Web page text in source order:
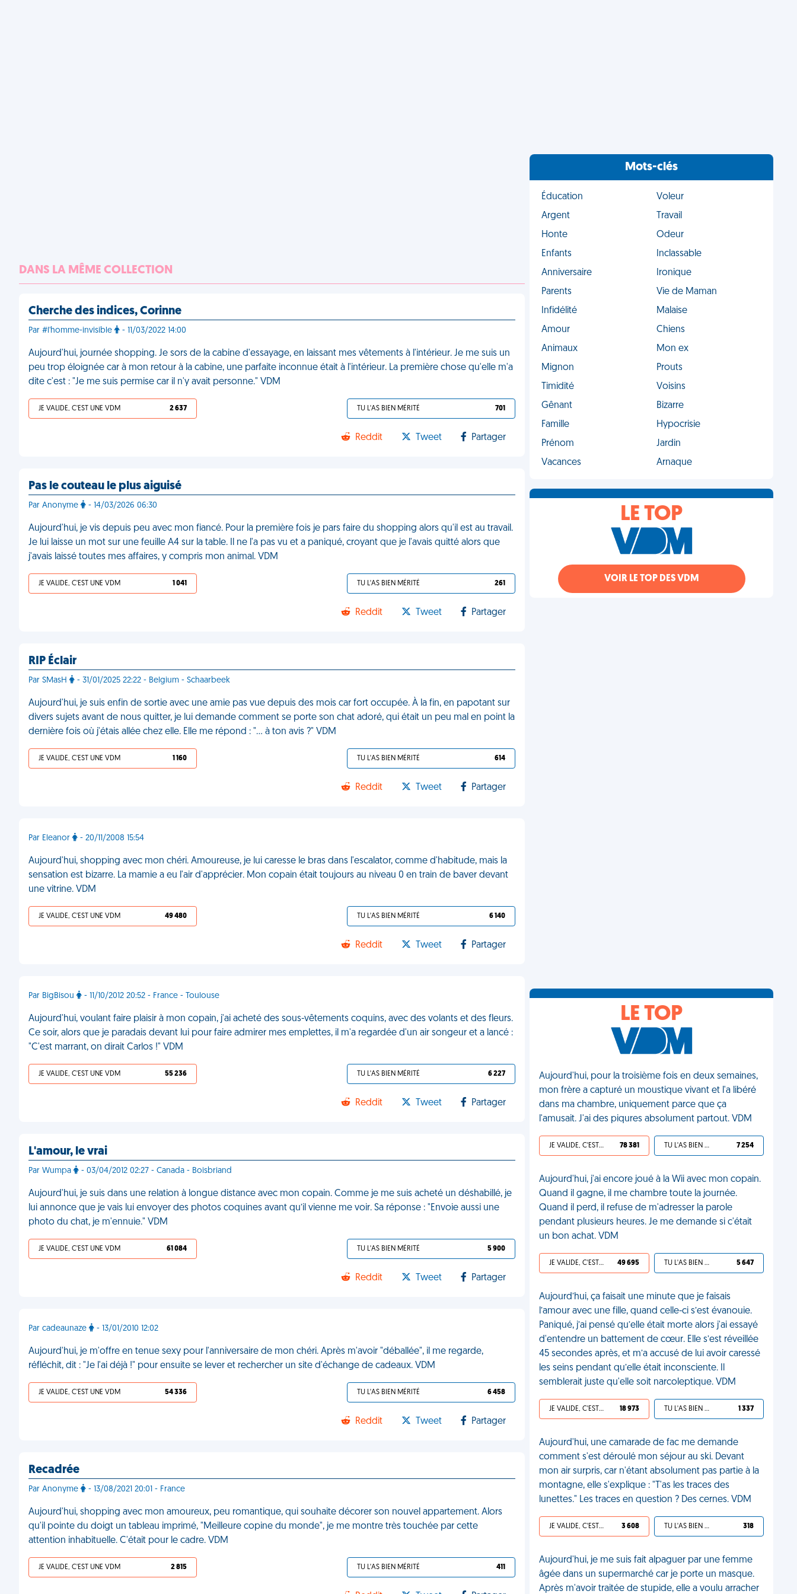
DANS LA MÊME COLLECTION
Cherche des indices, Corinne
Par #l'homme-invisible - 11/03/2022 14:00
Aujourd'hui, journée shopping. Je sors de la cabine d'essayage, en laissant mes vêtements à l'intérieur. Je me suis un
peu trop éloignée car à mon retour à la cabine, une parfaite inconnue était à l'intérieur. La première chose qu'elle m'a
dite c'est : "Je me suis permise car il n'y avait personne." VDM
JE VALIDE, C'EST UNE VDM 2 637 TU L'AS BIEN MÉRITÉ 701
Reddit Tweet Partager
Pas le couteau le plus aiguisé
Par Anonyme - 14/03/2026 06:30
Aujourd'hui, je vis depuis peu avec mon fiancé. Pour la première fois je pars faire du shopping alors qu'il est au travail.
Je lui laisse un mot sur une feuille A4 sur la table. Il ne l'a pas vu et a paniqué, croyant que je l'avais quitté alors que
j'avais laissé toutes mes affaires, y compris mon animal. VDM
JE VALIDE, C'EST UNE VDM 1 041 TU L'AS BIEN MÉRITÉ 261
Reddit Tweet Partager
RIP Éclair
Par SMasH - 31/01/2025 22:22 - Belgium - Schaarbeek
Aujourd'hui, je suis enfin de sortie avec une amie pas vue depuis des mois car fort occupée. À la fin, en papotant sur
divers sujets avant de nous quitter, je lui demande comment se porte son chat adoré, qui était un peu mal en point la
dernière fois où j'étais allée chez elle. Elle me répond : "… à ton avis ?" VDM
JE VALIDE, C'EST UNE VDM 1 160 TU L'AS BIEN MÉRITÉ 614
Reddit Tweet Partager
Par Eleanor - 20/11/2008 15:54
Aujourd'hui, shopping avec mon chéri. Amoureuse, je lui caresse le bras dans l'escalator, comme d'habitude, mais la
sensation est bizarre. La mamie a eu l'air d'apprécier. Mon copain était toujours au niveau 0 en train de baver devant
une vitrine. VDM
JE VALIDE, C'EST UNE VDM 49 480 TU L'AS BIEN MÉRITÉ 6 140
Reddit Tweet Partager
Par BigBisou - 11/10/2012 20:52 - France - Toulouse
Aujourd'hui, voulant faire plaisir à mon copain, j'ai acheté des sous-vêtements coquins, avec des volants et des fleurs.
Ce soir, alors que je paradais devant lui pour faire admirer mes emplettes, il m'a regardée d'un air songeur et a lancé :
"C'est marrant, on dirait Carlos !" VDM
JE VALIDE, C'EST UNE VDM 55 236 TU L'AS BIEN MÉRITÉ 6 227
Reddit Tweet Partager
L'amour, le vrai
Par Wumpa - 03/04/2012 02:27 - Canada - Boisbriand
Aujourd'hui, je suis dans une relation à longue distance avec mon copain. Comme je me suis acheté un déshabillé, je
lui annonce que je vais lui envoyer des photos coquines avant qu’il vienne me voir. Sa réponse : "Envoie aussi une
photo du chat, je m'ennuie." VDM
JE VALIDE, C'EST UNE VDM 61 084 TU L'AS BIEN MÉRITÉ 5 900
Reddit Tweet Partager
Par cadeaunaze - 13/01/2010 12:02
Aujourd'hui, je m'offre en tenue sexy pour l'anniversaire de mon chéri. Après m'avoir "déballée", il me regarde,
réfléchit, dit : "Je l'ai déjà !" pour ensuite se lever et rechercher un site d'échange de cadeaux. VDM
JE VALIDE, C'EST UNE VDM 54 336 TU L'AS BIEN MÉRITÉ 6 458
Reddit Tweet Partager
Recadrée
Par Anonyme - 13/08/2021 20:01 - France
Aujourd'hui, shopping avec mon amoureux, peu romantique, qui souhaite décorer son nouvel appartement. Alors
qu'il pointe du doigt un tableau imprimé, "Meilleure copine du monde", je me montre très touchée par cette
attention inhabituelle. C'était pour le cadre. VDM
JE VALIDE, C'EST UNE VDM 2 815 TU L'AS BIEN MÉRITÉ 411
Mots-clés
Éducation
Voleur
Argent
Travail
Honte
Odeur
Enfants
Inclassable
Anniversaire
Ironique
Parents
Vie de Maman
Infidélité
Malaise
Amour
Chiens
Animaux
Mon ex
Mignon
Prouts
Timidité
Voisins
Gênant
Bizarre
Famille
Hypocrisie
Prénom
Jardin
Vacances
Arnaque
LE TOP
VOIR LE TOP DES VDM
LE TOP
Aujourd'hui, pour la troisième fois en deux semaines,
mon frère a capturé un moustique vivant et l'a libéré
dans ma chambre, uniquement parce que ça
l'amusait. J'ai des piqures absolument partout. VDM
JE VALIDE, C'EST UNE VDM 78 381 TU L'AS BIEN MÉRITÉ 7 254
Aujourd'hui, j'ai encore joué à la Wii avec mon copain.
Quand il gagne, il me chambre toute la journée.
Quand il perd, il refuse de m'adresser la parole
pendant plusieurs heures. Je me demande si c'était
un bon achat. VDM
JE VALIDE, C'EST UNE VDM 49 695 TU L'AS BIEN MÉRITÉ 5 647
Aujourd’hui, ça faisait une minute que je faisais
l’amour avec une fille, quand celle-ci s’est évanouie.
Paniqué, j’ai pensé qu’elle était morte alors j'ai essayé
d'entendre un battement de cœur. Elle s’est réveillée
45 secondes après, et m’a accusé de lui avoir caressé
les seins pendant qu’elle était inconsciente. Il
semblerait juste qu'elle soit narcoleptique. VDM
JE VALIDE, C'EST UNE VDM 18 973 TU L'AS BIEN MÉRITÉ 1 337
Aujourd'hui, une camarade de fac me demande
comment s'est déroulé mon séjour au ski. Devant
mon air surpris, car n'étant absolument pas partie à la
montagne, elle s'explique : "T'as les traces des
lunettes." Les traces en question ? Des cernes. VDM
JE VALIDE, C'EST UNE VDM 3 608 TU L'AS BIEN MÉRITÉ 318
Aujourd'hui, je me suis fait alpaguer par une femme
âgée dans un supermarché car je porte un masque.
Après m'avoir traitée de stupide, elle a voulu arracher